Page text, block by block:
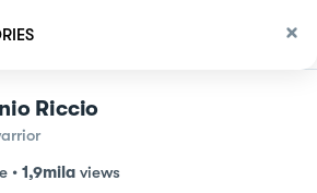
Riccio
• 1,9mila views